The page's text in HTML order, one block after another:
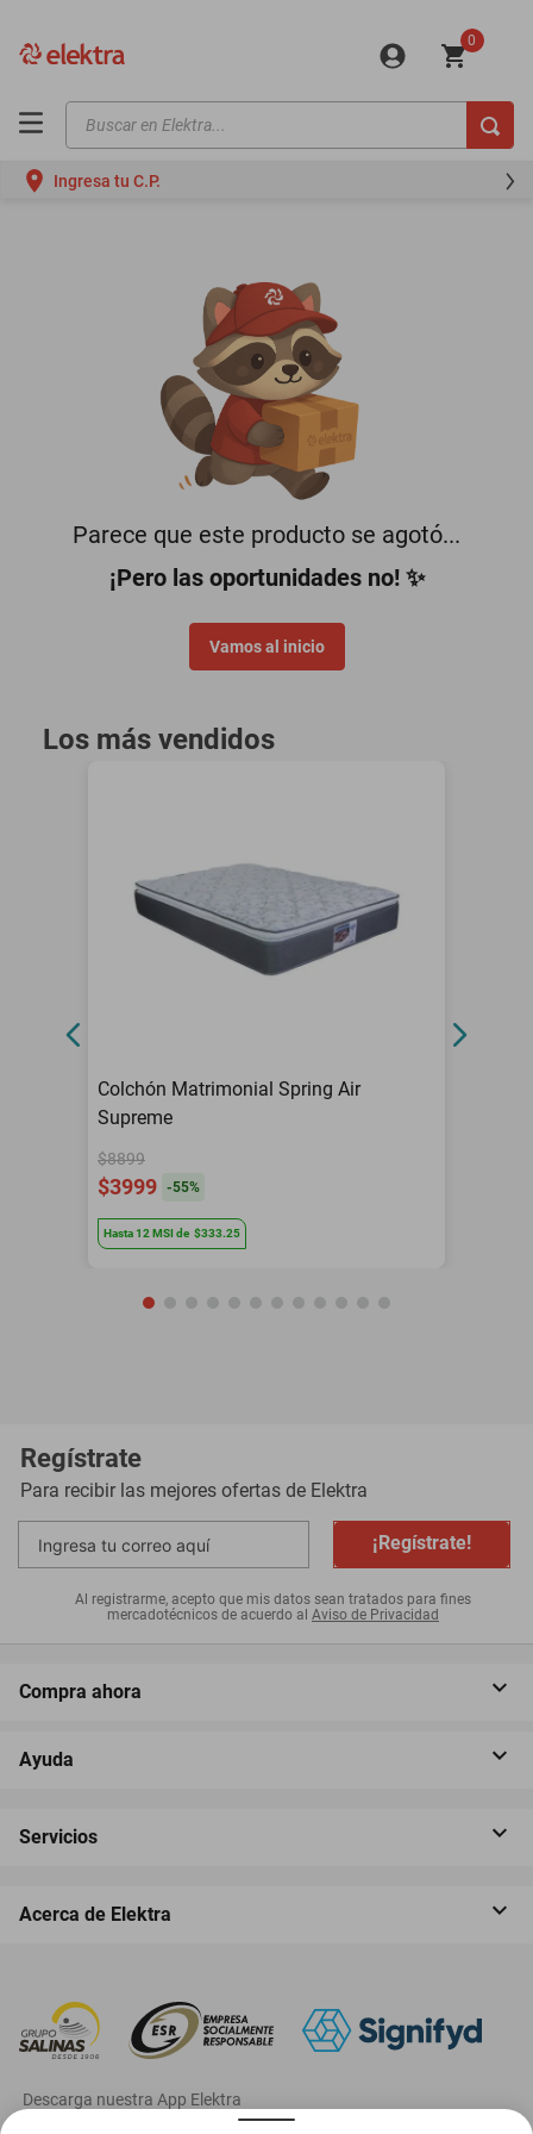
0
Buscar en Elektra...
Ingresa tu C.P.
Parece que este producto se agotó...
¡Pero las oportunidades no! ✨
Vamos al inicio
Los más vendidos
Colchón Matrimonial Spring Air
Supreme
$8899
$3999 -55%
Hasta12 MSIde $333.25
Regístrate
Para recibir las mejores ofertas de Elektra
¡Regístrate!
Al registrarme, acepto que mis datos sean tratados para fines
mercadotécnicos de acuerdo al Aviso de Privacidad
Compra ahora
Ayuda
Servicios
Acerca de Elektra
‎ Descarga nuestra App Elektra
motos
oppo
minisplit